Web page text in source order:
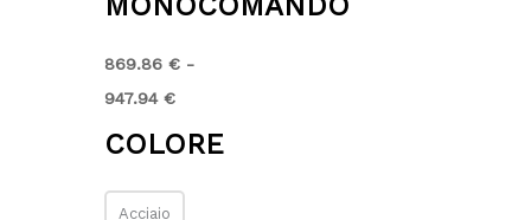
869.86 € -
947.94 €
COLORE
Acciaio